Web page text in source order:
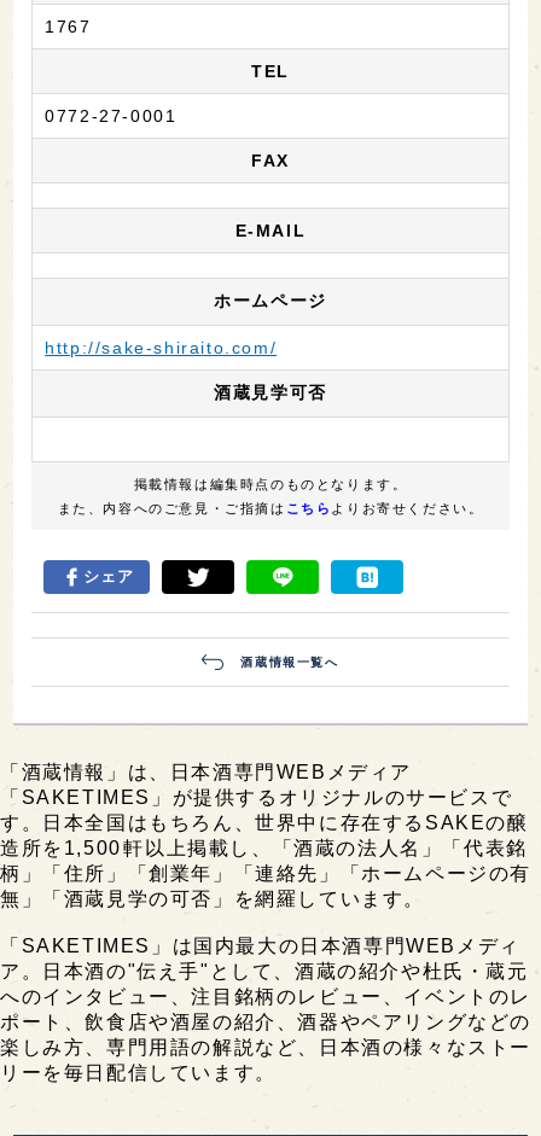
1767
TEL
0772-27-0001
FAX
E-MAIL
ホームページ
http://sake-shiraito.com/
酒蔵見学可否
掲載情報は編集時点のものとなります。
また、内容へのご意見・ご指摘は こちら よりお寄せください。
シェア
酒蔵情報一覧へ
「酒蔵情報」は、日本酒専門WEBメディア
「SAKETIMES」が提供するオリジナルのサービスで
す。日本全国はもちろん、世界中に存在するSAKEの醸
造所を1,500軒以上掲載し、「酒蔵の法人名」「代表銘
柄」「住所」「創業年」「連絡先」「ホームページの有
無」「酒蔵見学の可否」を網羅しています。
「SAKETIMES」は国内最大の日本酒専門WEBメディ
ア。日本酒の"伝え手"として、酒蔵の紹介や杜氏・蔵元
へのインタビュー、注目銘柄のレビュー、イベントのレ
ポート、飲食店や酒屋の紹介、酒器やペアリングなどの
楽しみ方、専門用語の解説など、日本酒の様々なストー
リーを毎日配信しています。